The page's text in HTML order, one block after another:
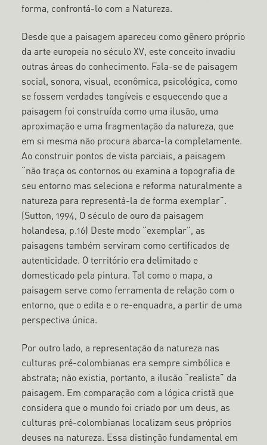
forma, confrontá-lo com a Natureza.
Desde que a paisagem apareceu como gênero próprio
da arte europeia no século XV, este conceito invadiu
outras áreas do conhecimento. Fala-se de paisagem
social, sonora, visual, econômica, psicológica, como
se fossem verdades tangíveis e esquecendo que a
paisagem foi construída como uma ilusão, uma
aproximação e uma fragmentação da natureza, que
em si mesma não procura abarca-la completamente.
Ao construir pontos de vista parciais, a paisagem
“não traça os contornos ou examina a topografia de
seu entorno mas seleciona e reforma naturalmente a
natureza para representá-la de forma exemplar”.
(Sutton, 1994, O século de ouro da paisagem
holandesa, p.16) Deste modo “exemplar”, as
paisagens também serviram como certificados de
autenticidade. O território era delimitado e
domesticado pela pintura. Tal como o mapa, a
paisagem serve como ferramenta de relação com o
entorno, que o edita e o re-enquadra, a partir de uma
perspectiva única.
Por outro lado, a representação da natureza nas
culturas pré-colombianas era sempre simbólica e
abstrata; não existia, portanto, a ilusão “realista” da
paisagem. Em comparação com a lógica cristã que
considera que o mundo foi criado por um deus, as
culturas pré-colombianas localizam seus próprios
deuses na natureza. Essa distinção fundamental em